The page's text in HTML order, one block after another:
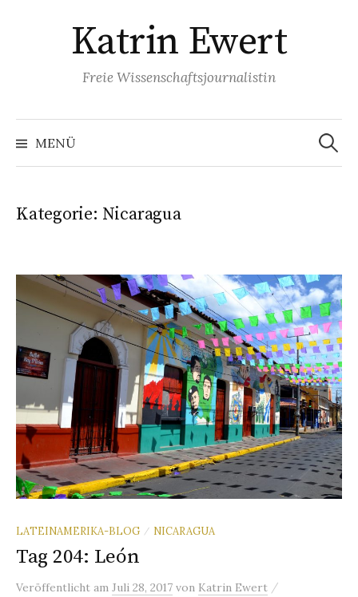
Katrin Ewert
Freie Wissenschaftsjournalistin
MENÜ
Suche
nach:
Kategorie: Nicaragua
LATEINAMERIKA-BLOG / NICARAGUA
Tag 204: León
Veröffentlicht am Juli 28, 2017 von Katrin Ewert /